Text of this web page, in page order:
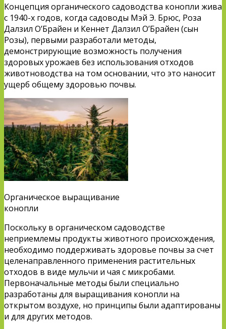
Концепция органического садоводства конопли жива
с 1940-х годов, когда садоводы Мэй Э. Брюс, Роза
Далзил О’Брайен и Кеннет Далзил О’Брайен (сын
Розы), первыми разработали методы,
демонстрирующие возможность получения
здоровых урожаев без использования отходов
животноводства на том основании, что это наносит
ущерб общему здоровью почвы.
Органическое выращивание
конопли
Поскольку в органическом садоводстве
неприемлемы продукты животного происхождения,
необходимо поддерживать здоровье почвы за счет
целенаправленного применения растительных
отходов в виде мульчи и чая с микробами.
Первоначальные методы были специально
разработаны для выращивания конопли на
открытом воздухе, но принципы были адаптированы
и для других методов.